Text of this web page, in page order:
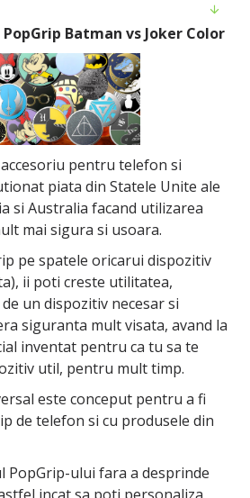
Batman vs Joker Color
pentru telefon si
piata din Statele Unite ale
si Australia facand utilizarea
mai sigura si usoara.
pe spatele oricarui dispozitiv
ii poti creste utilitatea,
un dispozitiv necesar si
siguranta mult visata, avand la
inventat pentru ca tu sa te
util, pentru mult timp.
este conceput pentru a fi
de telefon si cu produsele din
PopGrip-ului fara a desprinde